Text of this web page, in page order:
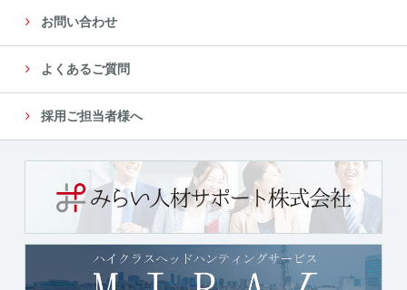
５．個人情報の第三者への提供について
当社では、収集した個人情報を、以下のいずれかに該
当する場合を除き、いかなる第三者にも提供
または開示いたしません。
（１）法令に基づく場合
（２）人の生命、身体又は財産の保護のために必要が
ある場合であって、本人の同意を得ることが
困難であるとき
（３）公衆衛生の向上又は児童の健全な育成の推進の
ために特に必要がある場合であって、本人の
同意を得ることが困難であるとき
お問い合わせ
よくあるご質問
採用ご担当者様へ